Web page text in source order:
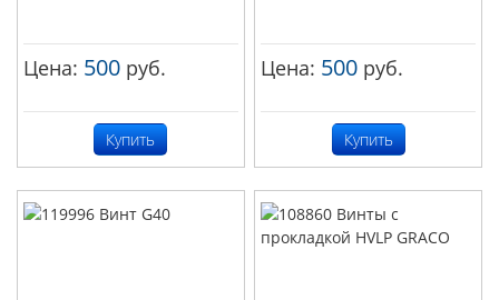
Цена: 500 руб.
Купить
Цена: 500 руб.
Купить